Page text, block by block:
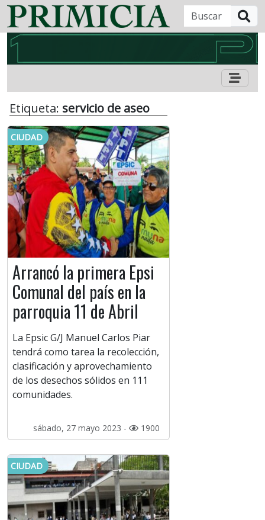
Etiqueta: servicio de aseo
CIUDAD
Arrancó la primera Epsi
Comunal del país en la
parroquia 11 de Abril
La Epsic G/J Manuel Carlos Piar
tendrá como tarea la recolección,
clasificación y aprovechamiento
de los desechos sólidos en 111
comunidades.
sábado, 27 mayo 2023 - 1900
CIUDAD